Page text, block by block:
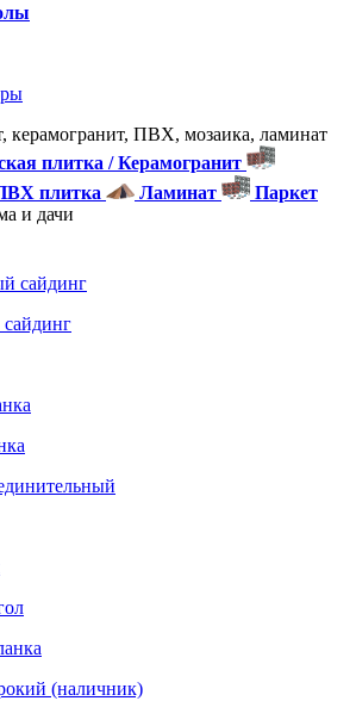
керамогранит, ПВХ, мозаика, ламинат
плитка / Керамогранит
плитка Ламинат
Паркет
и дачи
сайдинг
(наличник)